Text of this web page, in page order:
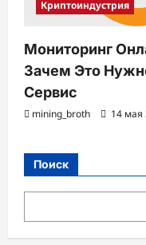
Криптоиндустрия
Мониторинг
Зачем Это
Сервис
mining_broth 14 мая
Поиск